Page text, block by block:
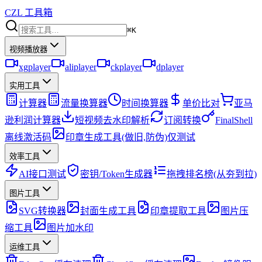
CZL 工具箱
⌘K
视频播放器
xgplayer aliplayer ckplayer dplayer
实用工具
计算器 流量换算器 时间换算器 单价比对
亚马
逊利润计算器
短视频去水印解析 订阅转换
FinalShell
离线激活码
印章生成工具(做旧,防伪)仅测试
效率工具
AI接口测试 密钥/Token生成器 拖拽排名榜(从夯到拉)
图片工具
SVG转换器 封面生成工具 印章提取工具
图片压
缩工具
图片加水印
运维工具